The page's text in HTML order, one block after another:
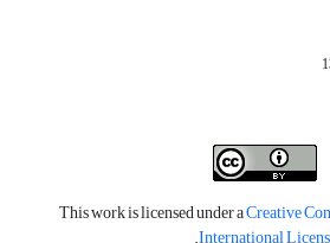
This work is licensed under aCreative